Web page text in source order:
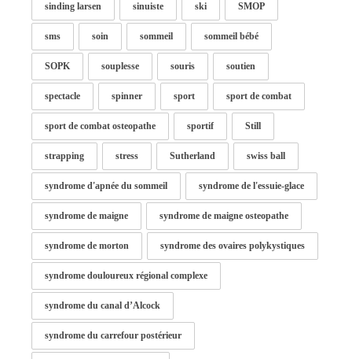
sinding larsen sinuiste ski SMOP
sms soin sommeil sommeil bébé
SOPK souplesse souris soutien
spectacle spinner sport sport de combat
sport de combat osteopathe sportif Still
strapping stress Sutherland swiss ball
syndrome d'apnée du sommeil syndrome de l'essuie-glace
syndrome de maigne syndrome de maigne osteopathe
syndrome de morton syndrome des ovaires polykystiques
syndrome douloureux régional complexe
syndrome du canal d’Alcock
syndrome du carrefour postérieur